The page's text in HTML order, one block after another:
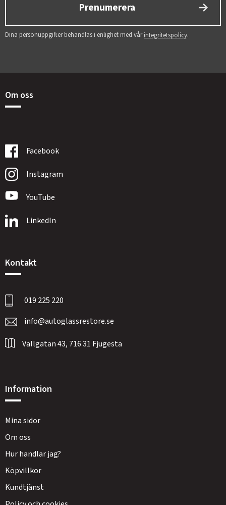
Prenumerera
Dina personuppgifter behandlas i enlighet med vårintegritetspolicy.
Om oss
Facebook
Instagram
YouTube
LinkedIn
Kontakt
019 225 220
info@autoglassrestore.se
Vallgatan 43, 716 31 Fjugesta
Information
Mina sidor
Om oss
Hur handlar jag?
Köpvillkor
Kundtjänst